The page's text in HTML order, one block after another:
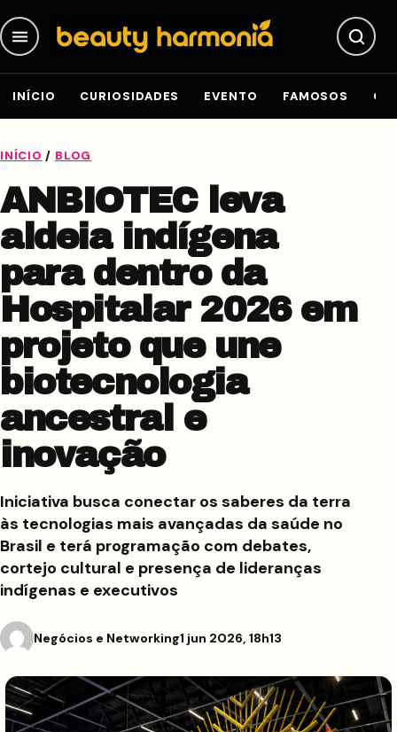
INÍCIO CURIOSIDADES EVENTO FAMOSOS
INÍCIO / BLOG
ANBIOTEC leva
aldeia indígena
para dentro da
Hospitalar 2026 em
projeto que une
biotecnologia
ancestral e
inovação
Iniciativa busca conectar os saberes da terra
às tecnologias mais avançadas da saúde no
Brasil e terá programação com debates,
cortejo cultural e presença de lideranças
indígenas e executivos
Negócios e Networking1 jun 2026, 18h13